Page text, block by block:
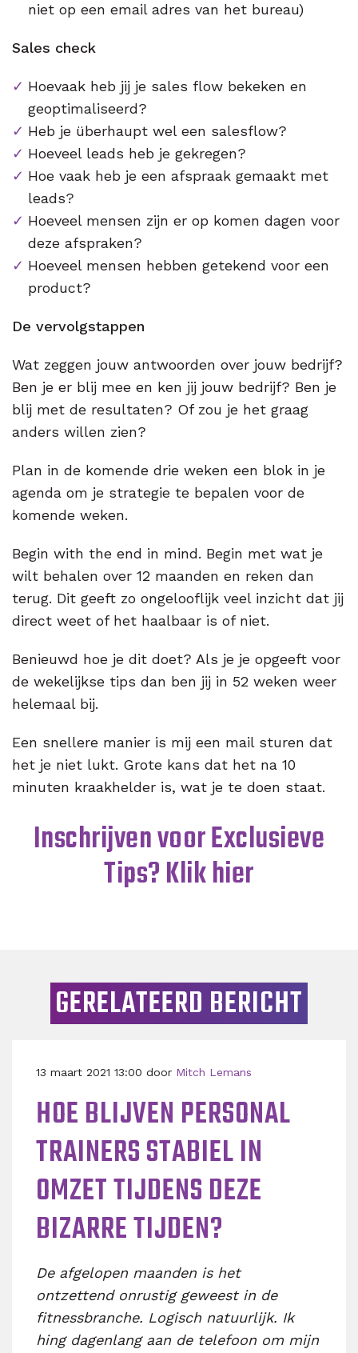
niet op een email adres van het bureau)
Sales check
Hoevaak heb jij je sales flow bekeken en
geoptimaliseerd?
Heb je überhaupt wel een salesflow?
Hoeveel leads heb je gekregen?
Hoe vaak heb je een afspraak gemaakt met
leads?
Hoeveel mensen zijn er op komen dagen voor
deze afspraken?
Hoeveel mensen hebben getekend voor een
product?
De vervolgstappen
Wat zeggen jouw antwoorden over jouw bedrijf?
Ben je er blij mee en ken jij jouw bedrijf? Ben je
blij met de resultaten? Of zou je het graag
anders willen zien?
Plan in de komende drie weken een blok in je
agenda om je strategie te bepalen voor de
komende weken.
Begin with the end in mind. Begin met wat je
wilt behalen over 12 maanden en reken dan
terug. Dit geeft zo ongelooflijk veel inzicht dat jij
direct weet of het haalbaar is of niet.
Benieuwd hoe je dit doet? Als je je opgeeft voor
de wekelijkse tips dan ben jij in 52 weken weer
helemaal bij.
Een snellere manier is mij een mail sturen dat
het je niet lukt. Grote kans dat het na 10
minuten kraakhelder is, wat je te doen staat.
Inschrijven voor Exclusieve
Tips? Klik hier
GERELATEERD BERICHT
13 maart 2021 13:00 door Mitch Lemans
HOE BLIJVEN PERSONAL
TRAINERS STABIEL IN
OMZET TIJDENS DEZE
BIZARRE TIJDEN?
De afgelopen maanden is het
ontzettend onrustig geweest in de
fitnessbranche. Logisch natuurlijk. Ik
hing dagenlang aan de telefoon om mijn